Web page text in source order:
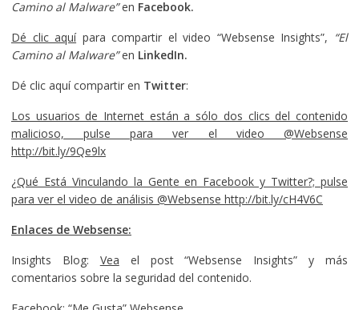
Camino al Malware” en Facebook.
Dé clic aquípara compartir el video “Websense Insights”, “El
Camino al Malware” en LinkedIn.
Dé clic aquí compartir en Twitter:
Los usuarios de Internet están a sólo dos clics del contenido
malicioso, pulse para ver el video @Websense
http://bit.ly/9Qe9lx
¿Qué Está Vinculando la Gente en Facebook y Twitter?; pulse
para ver el video de análisis @Websense http://bit.ly/cH4V6C
Enlaces de Websense:
Insights Blog: Vea el post “Websense Insights” y más
comentarios sobre la seguridad del contenido.